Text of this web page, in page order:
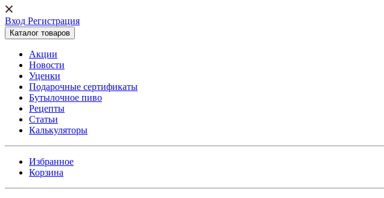
Вход Регистрация
Каталог товаров
Акции
Новости
Уценки
Подарочные сертификаты
Бутылочное пиво
Рецепты
Статьи
Калькуляторы
Избранное
Корзина